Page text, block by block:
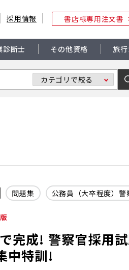
採用情報 書店様専用注文書
診断士 その他資格 旅
問題集 公務員（大卒程度）
完成! 警察官採用
中特訓!